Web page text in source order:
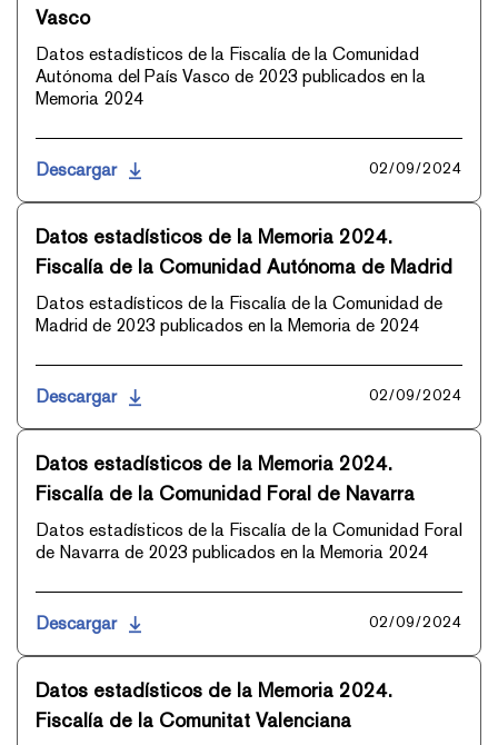
Vasco
Datos estadísticos de la Fiscalía de la Comunidad
Autónoma del País Vasco de 2023 publicados en la
Memoria 2024
Descargar 02/09/2024
Datos estadísticos de la Memoria 2024.
Fiscalía de la Comunidad Autónoma de Madrid
Datos estadísticos de la Fiscalía de la Comunidad de
Madrid de 2023 publicados en la Memoria de 2024
Descargar 02/09/2024
Datos estadísticos de la Memoria 2024.
Fiscalía de la Comunidad Foral de Navarra
Datos estadísticos de la Fiscalía de la Comunidad Foral
de Navarra de 2023 publicados en la Memoria 2024
Descargar 02/09/2024
Datos estadísticos de la Memoria 2024.
Fiscalía de la Comunitat Valenciana